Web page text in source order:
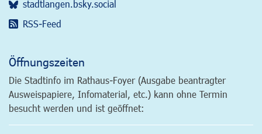
stadtlangen.bsky.social
RSS-Feed
Öffnungszeiten
Die Stadtinfo im Rathaus-Foyer (Ausgabe beantragter
Ausweispapiere, Infomaterial, etc.) kann ohne Termin
besucht werden und ist geöffnet: